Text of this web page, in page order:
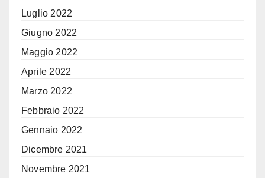
Luglio 2022
Giugno 2022
Maggio 2022
Aprile 2022
Marzo 2022
Febbraio 2022
Gennaio 2022
Dicembre 2021
Novembre 2021